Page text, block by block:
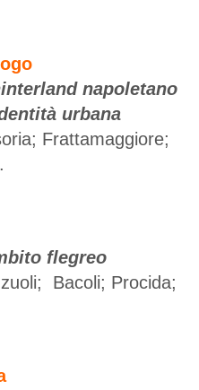
napoletano
urbana
Frattamaggiore;
flegreo
Bacoli; Procida;